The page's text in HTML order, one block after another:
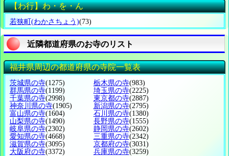
【わ行】わ・を・ん
若狭町 (わかさちょう)(73)
近隣都道府県のお寺のリスト
福井県周辺の都道府県の寺院一覧表
茨城県の寺(1275) 栃木県の寺(983)
群馬県の寺(1199) 埼玉県の寺(2225)
千葉県の寺(2998) 東京都の寺(2887)
神奈川県の寺(1905) 新潟県の寺(2795)
富山県の寺(1604) 石川県の寺(1380)
山梨県の寺(1490) 長野県の寺(1555)
岐阜県の寺(2302) 静岡県の寺(2602)
愛知県の寺(4668) 三重県の寺(2342)
滋賀県の寺(3095) 京都府の寺(3031)
大阪府の寺(3372) 兵庫県の寺(3259)